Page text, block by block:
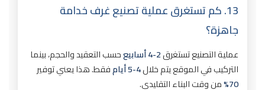
13. كم تستغرق عملية تصنيع غرف خدامة
جاهزة؟
عملية التصنيع تستغرق2-4 أسابيع
حسب التعقيد والحجم، بينما
التركيب في الموقع يتم خلال4-5 أيام
فقط. هذا يعني توفير
70% من وقت البناء التقليدي.